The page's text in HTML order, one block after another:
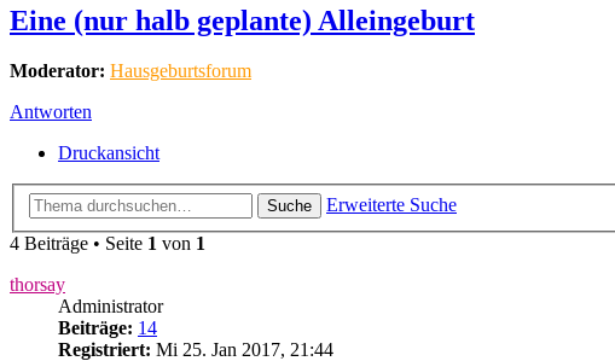
Eine (nur halb geplante) Alleingeburt
Moderator: Hausgeburtsforum
Antworten
Druckansicht
Suche
Erweiterte Suche
4 Beiträge • Seite 1 von 1
thorsay
Administrator
Beiträge: 14
Registriert: Mi 25. Jan 2017, 21:44